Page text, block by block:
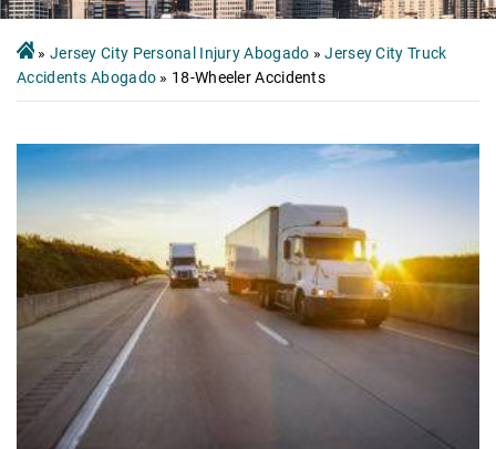
» Jersey City Personal Injury Abogado »Jersey City Truck
Accidents Abogado » 18-Wheeler Accidents